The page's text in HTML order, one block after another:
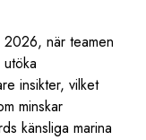
2026, när teamen
insikter, vilket
minskar
känsliga marina